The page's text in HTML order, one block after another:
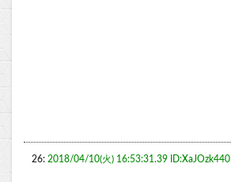
26: 2018/04/10(火) 16:53:31.39 ID:XaJOzk440